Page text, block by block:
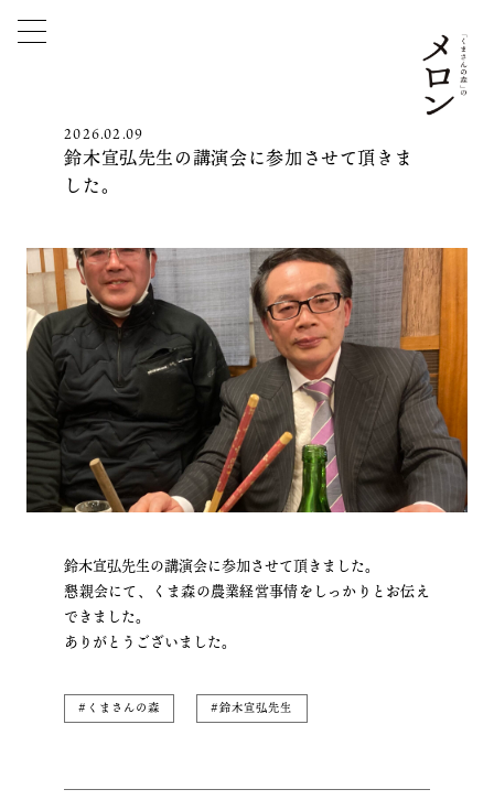
2026.02.09
鈴木宣弘先生の講演会に参加させて頂きま
した。
鈴木宣弘先生の講演会に参加させて頂きました。
懇親会にて、くま森の農業経営事情をしっかりとお伝え
できました。
ありがとうございました。
#くまさんの森 #鈴木宣弘先生